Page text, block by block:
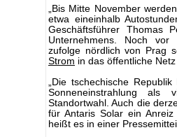
„Bis Mitte November
etwa eineinhalb
Geschäftsführer Thomas
Unternehmens. Noch vor
zufolge nördlich von Prag
Strom in das öffentliche
„Die tschechische
Sonneneinstrahlung als
Standortwahl. Auch die
für Antaris Solar ein
heißt es in einer